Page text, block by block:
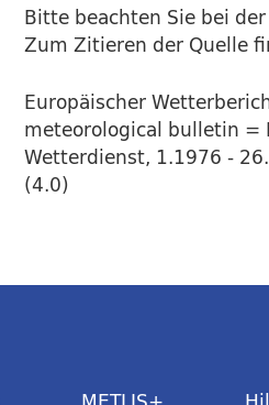
Bitte beachten Sie bei
Zum Zitieren der Quelle
Europäischer
meteorological bulletin =
Wetterdienst, 1.1976 -
(4.0)